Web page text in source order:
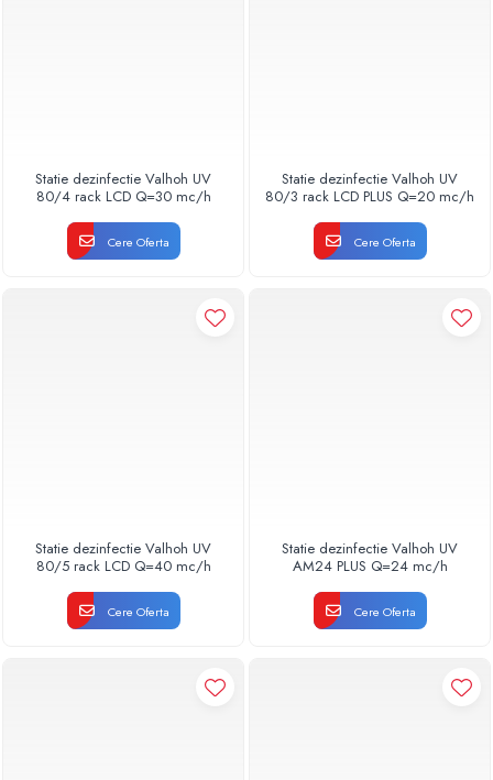
Statie dezinfectie Valhoh UV
80/4 rack LCD Q=30 mc/h
Cere Oferta
Statie dezinfectie Valhoh UV
80/3 rack LCD PLUS Q=20 mc/h
Cere Oferta
Statie dezinfectie Valhoh UV
80/5 rack LCD Q=40 mc/h
Cere Oferta
Statie dezinfectie Valhoh UV
AM24 PLUS Q=24 mc/h
Cere Oferta